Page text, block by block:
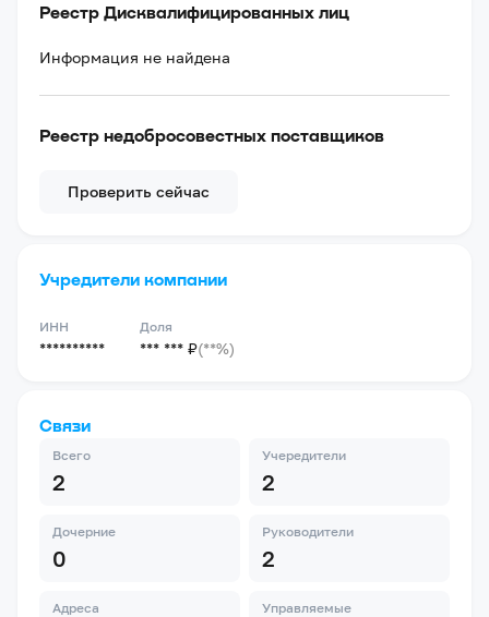
Реестр Дисквалифицированных лиц
Информация не найдена
Реестр недобросовестных поставщиков
Проверить сейчас
Учредители компании
ИНН
**********
Доля
*** *** ₽(**%)
Связи
Всего
2
Учередители
2
Дочерние
0
Руководители
2
Адреса Управляемые